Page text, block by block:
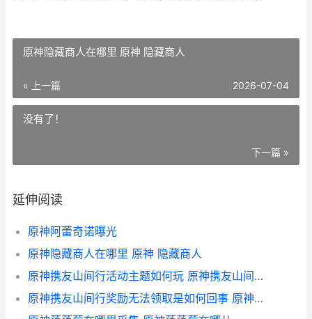
原神隐藏商人在哪里 原神 隐藏商人
« 上一篇 2026-07-04
没有了！
下一篇 »
延伸阅读
原神阿蕾奇诺曝光
原神隐藏商人在哪里 原神 隐藏商人
原神携友山间行活动主题如何玩 原神携友山间行cp卡值多少人民币啊
原神携友山间行奖励无法领取是如何回事 原神携友山间行cp卡值多少人民币啊